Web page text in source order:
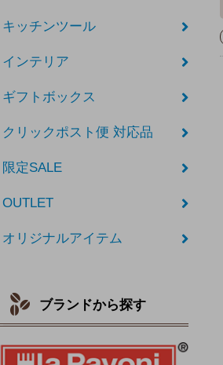
キッチンツール
インテリア
ギフトボックス
クリックポスト便 対応品
限定SALE
OUTLET
オリジナルアイテム
ブランドから探す